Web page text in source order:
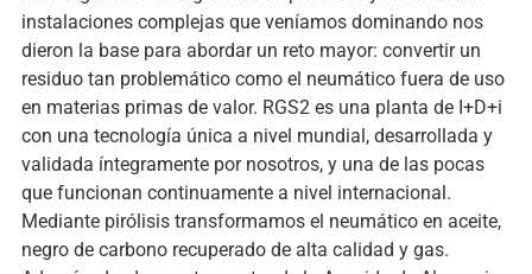
instalaciones complejas que veníamos dominando nos
dieron la base para abordar un reto mayor: convertir un
residuo tan problemático como el neumático fuera de uso
en materias primas de valor. RGS2 es una planta de I+D+i
con una tecnología única a nivel mundial, desarrollada y
validada íntegramente por nosotros, y una de las pocas
que funcionan continuamente a nivel internacional.
Mediante pirólisis transformamos el neumático en aceite,
negro de carbono recuperado de alta calidad y gas.